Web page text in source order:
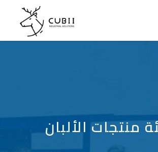
منتجات الألبان